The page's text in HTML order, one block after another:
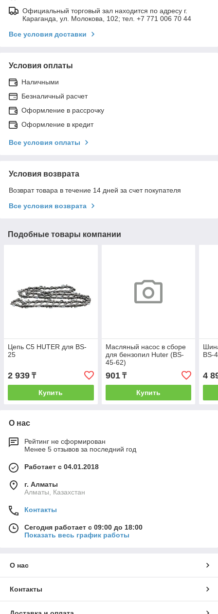
Официальный торговый зал находится по адресу г.
Караганда, ул. Молокова, 102; тел. +7 771 006 70 44
Все условия доставки
Условия оплаты
Наличными
Безналичный расчет
Оформление в рассрочку
Оформление в кредит
Все условия оплаты
Условия возврата
Возврат товара в течение 14 дней за счет покупателя
Все условия возврата
Подобные товары компании
Цепь C5 HUTER для BS-
25
2 939 ₸
Купить
Масляный насос в сборе
для бензопил Huter (BS-
45-62)
901₸
Купить
BS-
4
О нас
Рейтинг не сформирован
Менее 5 отзывов за последний год
Работает с 04.01.2018
г. Алматы
Алматы, Казахстан
Контакты
Сегодня работает с 09:00 до 18:00
Показать весь график работы
О нас
Контакты